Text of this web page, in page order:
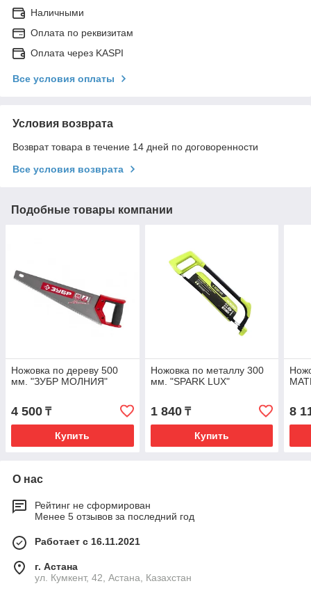
Наличными
Оплата по реквизитам
Оплата через KASPI
Все условия оплаты
Условия возврата
Возврат товара в течение 14 дней по договоренности
Все условия возврата
Подобные товары компании
Ножовка по дереву 500
мм. "ЗУБР МОЛНИЯ"
4 500 ₸
Купить
Ножовка по металлу 300
мм. "SPARK LUX"
1 840₸
Купить
8
О нас
Рейтинг не сформирован
Менее 5 отзывов за последний год
Работает с 16.11.2021
г. Астана
ул. Кумкент, 42, Астана, Казахстан